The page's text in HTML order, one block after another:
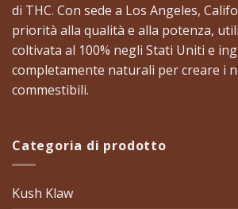
di THC. Con sede a Los Angeles,
priorità alla qualità e alla potenza,
coltivata al 100% negli Stati Uniti e
completamente naturali per creare i
commestibili. ​
Categoria di prodotto
Kush Klaw